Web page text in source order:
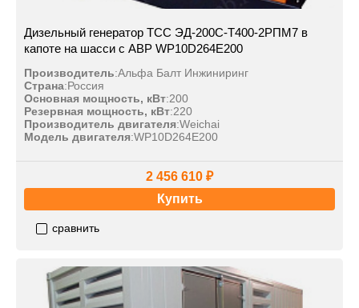
Дизельный генератор ТСС ЭД-200С-Т400-2РПМ7 в
капоте на шасси с АВР WP10D264E200
Производитель:Альфа Балт Инжиниринг
Страна:Россия
Основная мощность, кВт:200
Резервная мощность, кВт:220
Производитель двигателя:Weichai
Модель двигателя:WP10D264E200
2 456 610 ₽
Купить
сравнить